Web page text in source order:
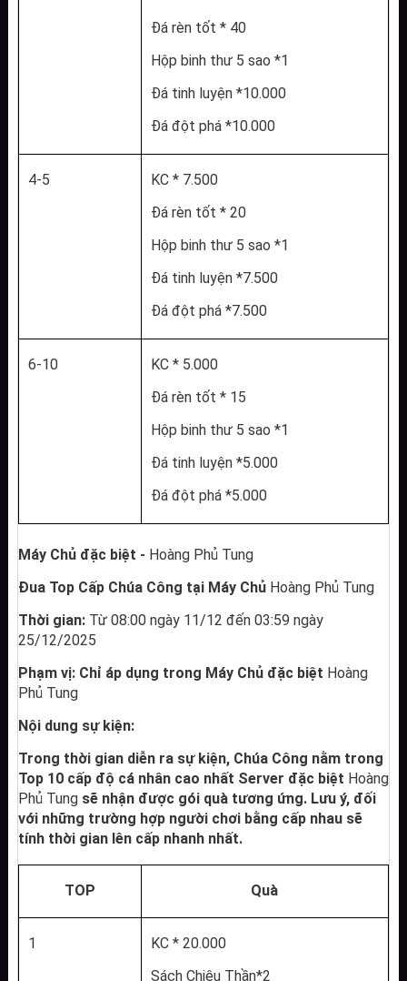
Đá rèn tốt * 40
Hộp binh thư 5 sao *1
Đá tinh luyện *10.000
Đá đột phá *10.000
4-5
KC * 7.500
Đá rèn tốt * 20
Hộp binh thư 5 sao *1
Đá tinh luyện *7.500
Đá đột phá *7.500
6-10
KC * 5.000
Đá rèn tốt * 15
Hộp binh thư 5 sao *1
Đá tinh luyện *5.000
Đá đột phá *5.000
Máy Chủ đặc biệt - Hoàng Phủ Tung
Đua Top Cấp Chúa Công tại Máy Chủ Hoàng Phủ Tung
Thời gian: Từ 08:00 ngày 11/12 đến 03:59 ngày
25/12/2025
Phạm vị: Chỉ áp dụng trong Máy Chủ đặc biệt Hoàng
Phủ Tung
Nội dung sự kiện:
Trong thời gian diễn ra sự kiện, Chúa Công nằm trong
Top 10 cấp độ cá nhân cao nhất Server đặc biệt Hoàng
Phủ Tung sẽ nhận được gói quà tương ứng. Lưu ý, đối
với những trường hợp người chơi bằng cấp nhau sẽ
tính thời gian lên cấp nhanh nhất.
TOP Quà
1
KC * 20.000
Sách Chiêu Thần*2